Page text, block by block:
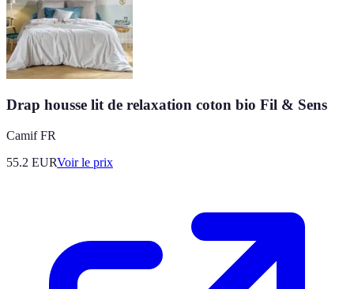
Drap housse lit de relaxation coton bio Fil & Sens
Camif FR
55.2 EURVoir le prix